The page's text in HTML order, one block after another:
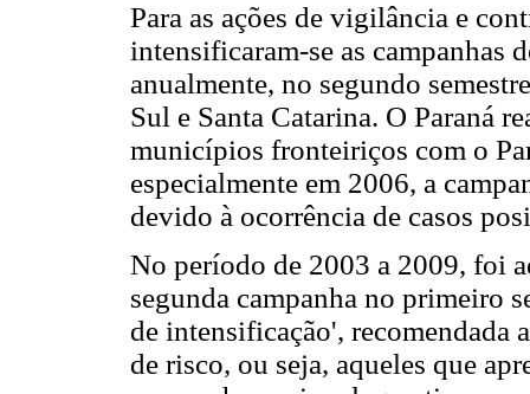
Para as ações de vigilância e
intensificaram-se as campanhas
anualmente, no segundo
Sul e Santa Catarina. O Paraná
municípios fronteiriços com o
especialmente em 2006, a
devido à ocorrência de casos
No período de 2003 a 2009, foi
segunda campanha no primeiro
de intensificação', recomendada
de risco, ou seja, aqueles que